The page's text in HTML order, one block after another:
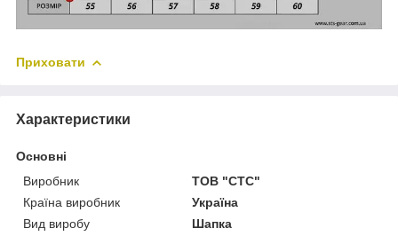
Приховати
Характеристики
Основні
Виробник
ТОВ "СТС"
Країна виробник
Україна
Вид виробу
Шапка